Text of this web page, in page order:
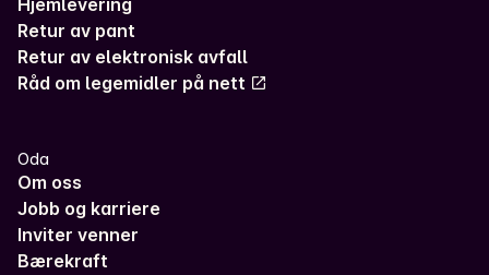
Hjemlevering
Retur av pant
Retur av elektronisk avfall
Råd om legemidler på nett
Oda
Om oss
Jobb og karriere
Inviter venner
Bærekraft